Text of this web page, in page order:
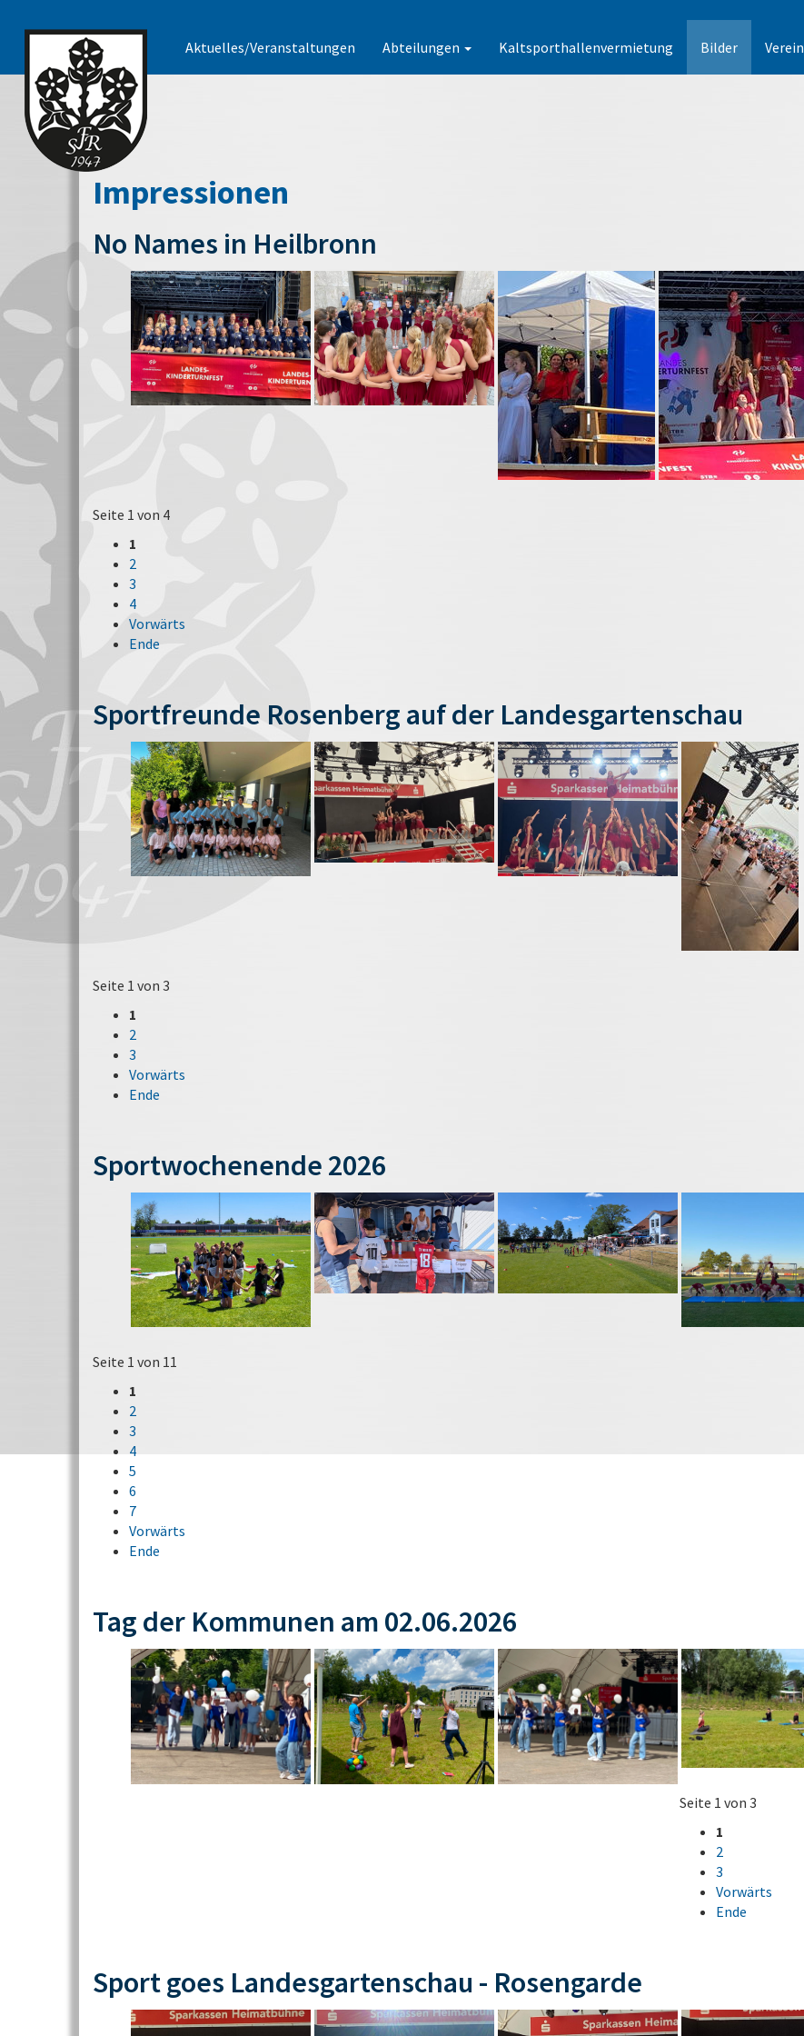
Aktuelles/Veranstaltungen Abteilungen Kaltsporthallenvermietung Bilder Verein
Impressionen
No Names in Heilbronn
Seite 1 von 4
1
2
3
4
Vorwärts
Ende
Sportfreunde Rosenberg auf der Landesgartenschau
Seite 1 von 3
1
2
3
Vorwärts
Ende
Sportwochenende 2026
Seite 1 von 11
1
2
3
4
5
6
7
Vorwärts
Ende
Tag der Kommunen am 02.06.2026
Seite 1 von 3
1
2
3
Vorwärts
Ende
Sport goes Landesgartenschau - Rosengarde